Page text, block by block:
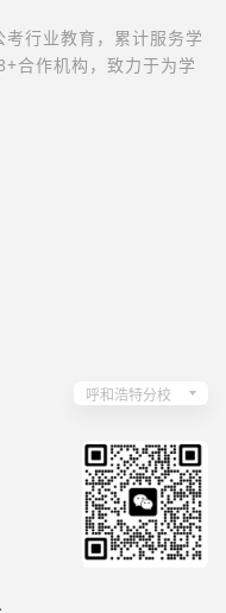
行业教育，累计服务学
合作机构，致力于为学
呼和浩特分校